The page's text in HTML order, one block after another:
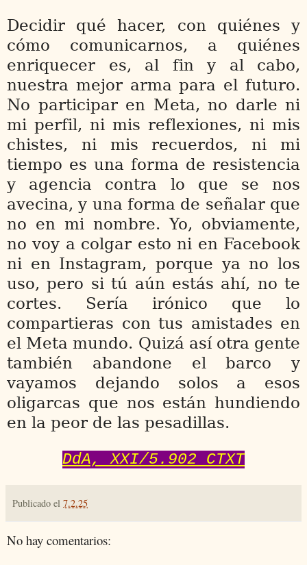
Decidir qué hacer, con quiénes y
cómo comunicarnos, a quiénes
enriquecer es, al fin y al cabo,
nuestra mejor arma para el futuro.
No participar en Meta, no darle ni
mi perfil, ni mis reflexiones, ni mis
chistes, ni mis recuerdos, ni mi
tiempo es una forma de resistencia
y agencia contra lo que se nos
avecina, y una forma de señalar que
no en mi nombre. Yo, obviamente,
no voy a colgar esto ni en Facebook
ni en Instagram, porque ya no los
uso, pero si tú aún estás ahí, no te
cortes. Sería irónico que lo
compartieras con tus amistades en
el Meta mundo. Quizá así otra gente
también abandone el barco y
vayamos dejando solos a esos
oligarcas que nos están hundiendo
en la peor de las pesadillas.
DdA, XXI/5.902 CTXT
Publicado el 7.2.25
No hay comentarios: